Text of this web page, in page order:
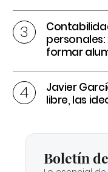
formar
Javier
libre, las
Boletín